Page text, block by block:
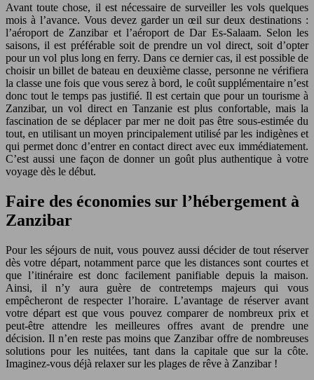
Avant toute chose, il est nécessaire de surveiller les vols quelques
mois à l’avance. Vous devez garder un œil sur deux destinations :
l’aéroport de Zanzibar et l’aéroport de Dar Es-Salaam. Selon les
saisons, il est préférable soit de prendre un vol direct, soit d’opter
pour un vol plus long en ferry. Dans ce dernier cas, il est possible de
choisir un billet de bateau en deuxième classe, personne ne vérifiera
la classe une fois que vous serez à bord, le coût supplémentaire n’est
donc tout le temps pas justifié. Il est certain que pour un tourisme à
Zanzibar, un vol direct en Tanzanie est plus confortable, mais la
fascination de se déplacer par mer ne doit pas être sous-estimée du
tout, en utilisant un moyen principalement utilisé par les indigènes et
qui permet donc d’entrer en contact direct avec eux immédiatement.
C’est aussi une façon de donner un goût plus authentique à votre
voyage dès le début.
Faire des économies sur l’hébergement à
Zanzibar
Pour les séjours de nuit, vous pouvez aussi décider de tout réserver
dès votre départ, notamment parce que les distances sont courtes et
que l’itinéraire est donc facilement panifiable depuis la maison.
Ainsi, il n’y aura guère de contretemps majeurs qui vous
empêcheront de respecter l’horaire. L’avantage de réserver avant
votre départ est que vous pouvez comparer de nombreux prix et
peut-être attendre les meilleures offres avant de prendre une
décision. Il n’en reste pas moins que Zanzibar offre de nombreuses
solutions pour les nuitées, tant dans la capitale que sur la côte.
Imaginez-vous déjà relaxer sur les plages de rêve à Zanzibar !